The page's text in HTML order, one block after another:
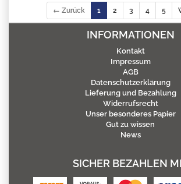
← Zurück 1 2 3 4 5
INFORMATIONEN
Kontakt
Impressum
AGB
Datenschutzerklärung
Lieferung und Bezahlung
Widerrufsrecht
Unser besonderes Papier
Gut zu wissen
News
SICHER BEZAHLEN